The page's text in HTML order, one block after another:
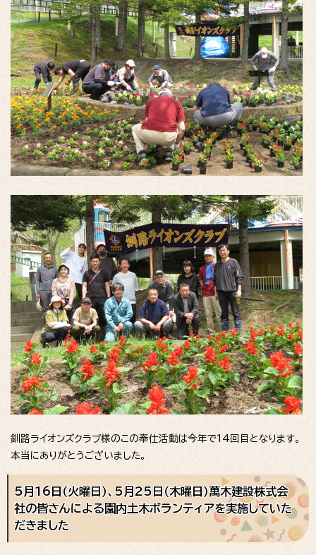
釧路ライオンズクラブ様のこの奉仕活動は今年で14回目となります。
本当にありがとうございました。
5月16日（火曜日）、5月25日（木曜日）萬木建設株式会
社の皆さんによる園内土木ボランティアを実施していた
だきました